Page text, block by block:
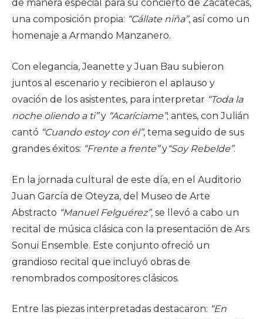
de manera especial para su concierto de Zacatecas,
una composición propia: “Cállate niña”, así como un
homenaje a Armando Manzanero.
Con elegancia, Jeanette y Juan Bau subieron
juntos al escenario y recibieron el aplauso y
ovación de los asistentes, para interpretar “Toda la
noche oliendo a ti”y “Acaríciame”; antes, con Julián
cantó “Cuando estoy con él”, tema seguido de sus
grandes éxitos: “Frente a frente”y“Soy Rebelde”.
En la jornada cultural de este día, en el Auditorio
Juan García de Oteyza, del Museo de Arte
Abstracto “Manuel Felguérez”, se llevó a cabo un
recital de música clásica con la presentación de Ars
Sonui Ensemble. Este conjunto ofreció un
grandioso recital que incluyó obras de
renombrados compositores clásicos.
Entre las piezas interpretadas destacaron: “En